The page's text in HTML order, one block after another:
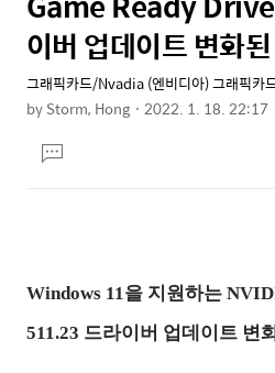
컨
텐
츠
제
목
이버 업데이트 변화
그래픽카드/Nvadia (엔비디아) 그래픽카
byStorm, Hong 2022. 1. 18. 22:17
문댓
글
Windows 11을 지원하는
511.23 드라이버 업데이트 변